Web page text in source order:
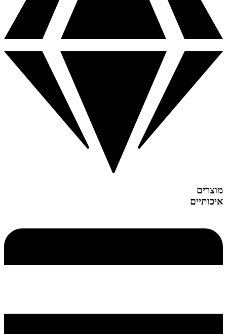
מוצרים
איכותיים